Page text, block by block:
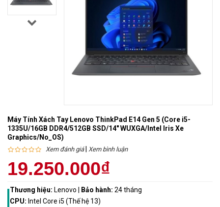
Máy Tính Xách Tay Lenovo ThinkPad E14 Gen 5 (Core i5-
1335U/16GB DDR4/512GB SSD/14" WUXGA/Intel Iris Xe
Graphics/No_OS)
Xem đánh giá| Xem bình luận
19.250.000₫
Thương hiệu: Lenovo Bảo hành: 24 tháng
CPU: Intel Core i5 (Thế hệ 13)